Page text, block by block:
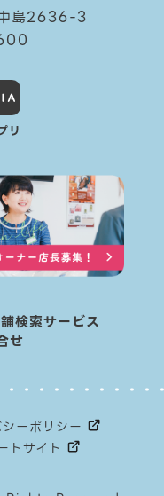
島2636-3
リ
検索サービス
せ
ーポリシー
トサイト